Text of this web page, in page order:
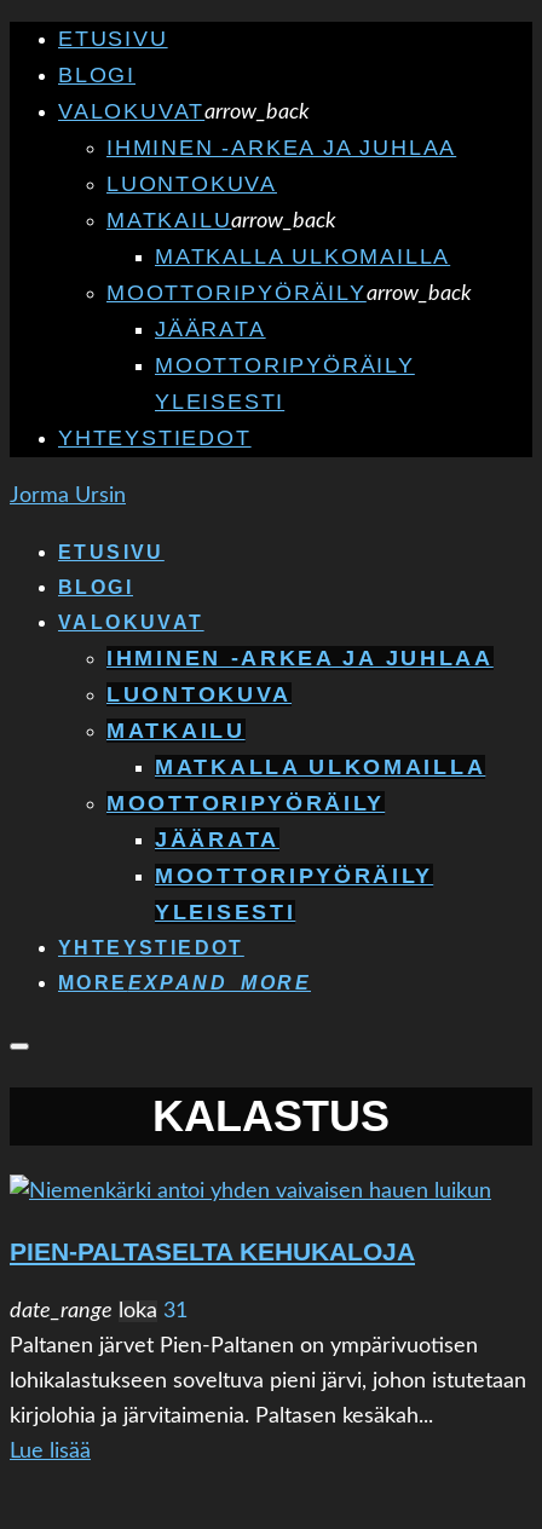
ETUSIVU
BLOGI
VALOKUVATarrow_back
IHMINEN -ARKEA JA JUHLAA
LUONTOKUVA
MATKAILUarrow_back
MATKALLA ULKOMAILLA
MOOTTORIPYÖRÄILYarrow_back
JÄÄRATA
MOOTTORIPYÖRÄILY
YLEISESTI
YHTEYSTIEDOT
Jorma Ursin
ETUSIVU
BLOGI
VALOKUVAT
IHMINEN -ARKEA JA JUHLAA
LUONTOKUVA
MATKAILU
MATKALLA ULKOMAILLA
MOOTTORIPYÖRÄILY
JÄÄRATA
MOOTTORIPYÖRÄILY
YLEISESTI
YHTEYSTIEDOT
MORE EXPAND_MORE
KALASTUS
PIEN-PALTASELTA KEHUKALOJA
date_range loka 31
Paltanen järvet Pien-Paltanen on ympärivuotisen
lohikalastukseen soveltuva pieni järvi, johon istutetaan
kirjolohia ja järvitaimenia. Paltasen kesäkah...
Lue lisää